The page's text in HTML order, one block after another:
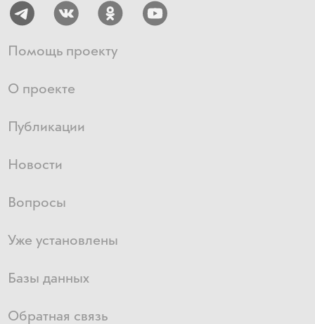
Помощь проекту
О проекте
Публикации
Новости
Вопросы
Уже установлены
Базы данных
Обратная связь